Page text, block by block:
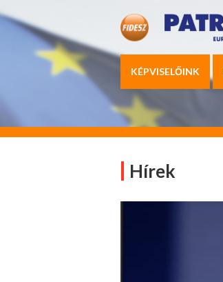
KÉPVISELŐINK
Hírek